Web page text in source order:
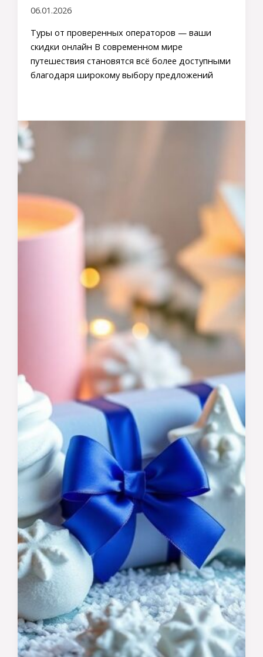
06.01.2026
Туры от проверенных операторов — ваши
скидки онлайн В современном мире
путешествия становятся всё более доступными
благодаря широкому выбору предложений